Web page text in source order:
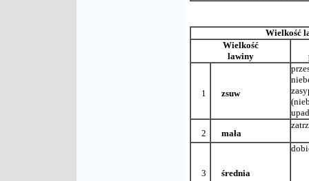
Wielkość
Wielkość
lawiny
1 zsuw
2
mała
3 średnia